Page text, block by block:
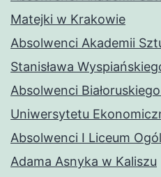
Matejki w Krakowie
Absolwenci Akademii
Stanisława
Absolwenci
Uniwersytetu
Absolwenci I Liceum
Adama Asnyka w Kaliszu